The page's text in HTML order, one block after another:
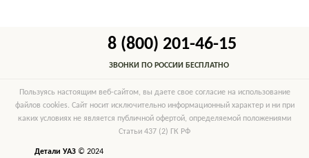
8 (800) 201-46-15
ЗВОНКИ ПО РОССИИ БЕСПЛАТНО
Пользуясь настоящим веб-сайтом, вы даете свое согласие на использование
файлов cookies. Сайт носит исключительно информационный характер и ни при
каких условиях не является публичной офертой, определяемой положениями
Статьи 437 (2) ГК РФ
Детали УАЗ © 2024